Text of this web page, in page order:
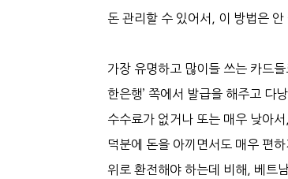
돈 관리할 수 있어서, 이 방법은 안
가장 유명하고 많이들 쓰는 카드
한은행’ 쪽에서 발급을 해주고 다
수수료가 없거나 또는 매우 낮아
덕분에 돈을 아끼면서도 매우 편
위로 환전해야 하는데 비해, 베트